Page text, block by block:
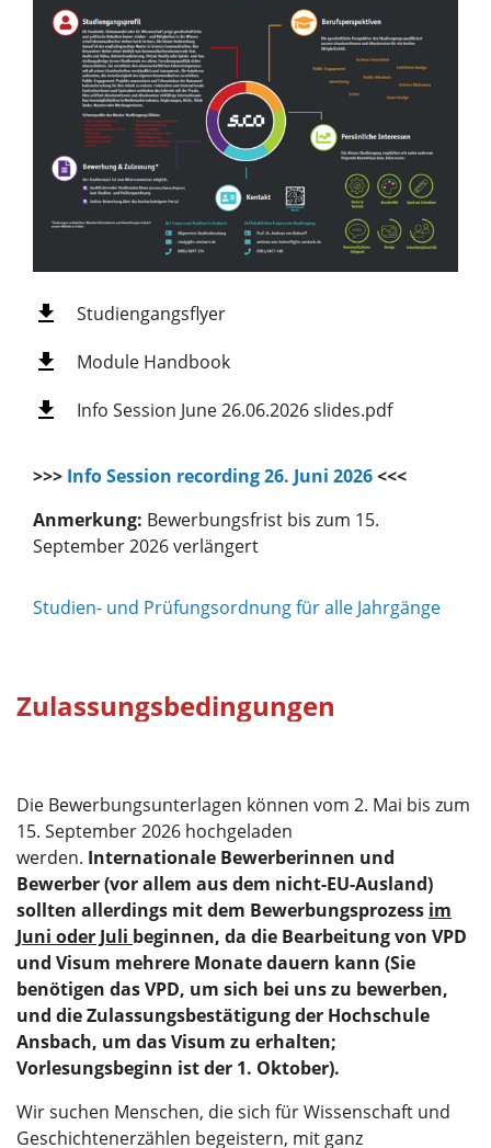
Studiengangsflyer
Module Handbook
Info Session June 26.06.2026 slides.pdf
>>> Info Session recording 26. Juni 2026<<<
Anmerkung: Bewerbungsfrist bis zum 15.
September 2026 verlängert
Studien- und Prüfungsordnung für alle Jahrgänge
Zulassungsbedingungen
Die Bewerbungsunterlagen können vom 2. Mai bis zum
15. September 2026 hochgeladen
werden. Internationale Bewerberinnen und
Bewerber (vor allem aus dem nicht-EU-Ausland)
sollten allerdings mit dem Bewerbungsprozess im
Juni oder Juli beginnen, da die Bearbeitung von VPD
und Visum mehrere Monate dauern kann (Sie
benötigen das VPD, um sich bei uns zu bewerben,
und die Zulassungsbestätigung der Hochschule
Ansbach, um das Visum zu erhalten;
Vorlesungsbeginn ist der 1. Oktober).
Wir suchen Menschen, die sich für Wissenschaft und
Geschichtenerzählen begeistern, mit ganz